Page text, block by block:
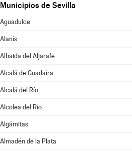
Municipios de Sevilla
Aguadulce
Alanís
Albaida del Aljarafe
Alcalá de Guadaíra
Alcalá del Río
Alcolea del Río
Algámitas
Almadén de la Plata